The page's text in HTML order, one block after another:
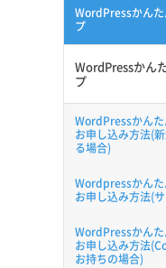
WordPressかん
プ
WordPressかん
プ
WordPressかん
お申し込み方法(
る場合)
Wordpressかんた
お申し込み方法(
WordPressかん
お申し込み方法
お持ちの場合)